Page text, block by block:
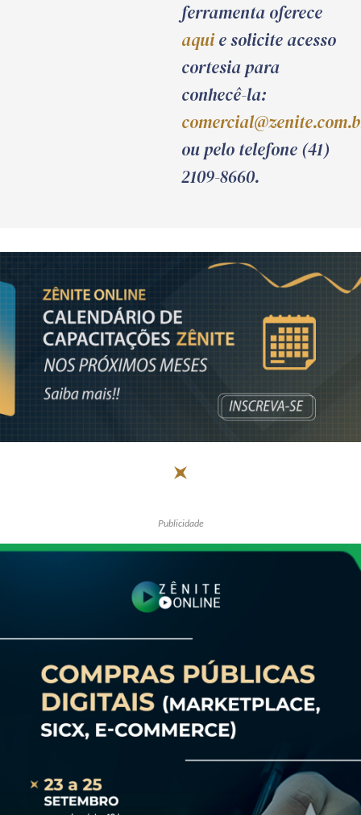
ferramenta oferece
aquie solicite acesso
cortesia para
conhecê-la:
ou pelo telefone (41)
2109-8660.
Publicidade